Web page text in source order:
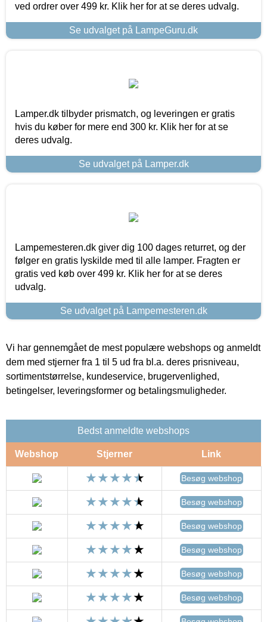
ved ordrer over 499 kr. Klik her for at se deres udvalg.
Se udvalget på LampeGuru.dk
Lamper.dk tilbyder prismatch, og leveringen er gratis
hvis du køber for mere end 300 kr. Klik her for at se
deres udvalg.
Se udvalget på Lamper.dk
Lampemesteren.dk giver dig 100 dages returret, og der
følger en gratis lyskilde med til alle lamper. Fragten er
gratis ved køb over 499 kr. Klik her for at se deres
udvalg.
Se udvalget på Lampemesteren.dk
Vi har gennemgået de mest populære webshops og anmeldt
dem med stjerner fra 1 til 5 ud fra bl.a. deres prisniveau,
sortimentstørrelse, kundeservice, brugervenlighed,
betingelser, leveringsformer og betalingsmuligheder.
Bedst anmeldte webshops
Webshop Stjerner Link
Besøg webshop
Besøg webshop
Besøg webshop
Besøg webshop
Besøg webshop
Besøg webshop